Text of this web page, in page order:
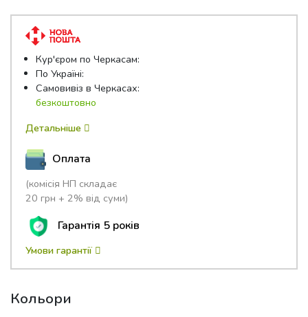
Кур'єром по Черкасам:
По Україні:
Самовивіз в Черкасах:
безкоштовно
Детальніше
Оплата
(комісія НП складає
20 грн + 2% від суми)
Гарантія 5 років
Умови гарантії
Кольори